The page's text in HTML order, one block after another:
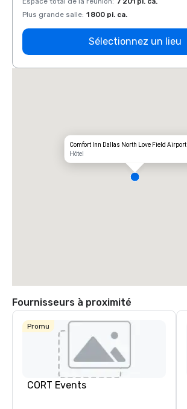
Plus grande salle: 1 800 pi. ca.
Sélectionnez un lieu
Comfort Inn Dallas North Love Field Airport
Hôtel
Fournisseurs à proximité
Promu
CORT Events